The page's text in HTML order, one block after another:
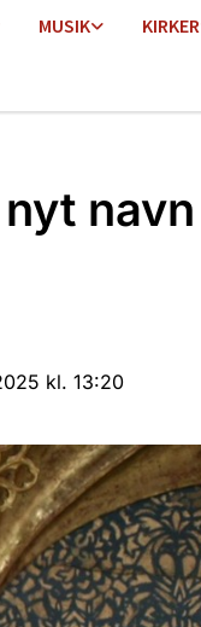
MUSIK KIRKER
navn
kl. 13:20